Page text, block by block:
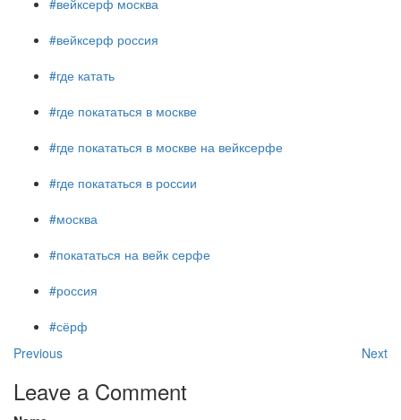
#вейксерф москва
#вейксерф россия
#где катать
#где покататься в москве
#где покататься в москве на вейксерфе
#где покататься в россии
#москва
#покататься на вейк серфе
#россия
#сёрф
Previous
Next
Leave a Comment